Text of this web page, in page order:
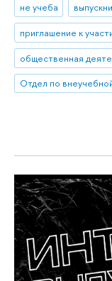
не учеба
приглашение к
общественная